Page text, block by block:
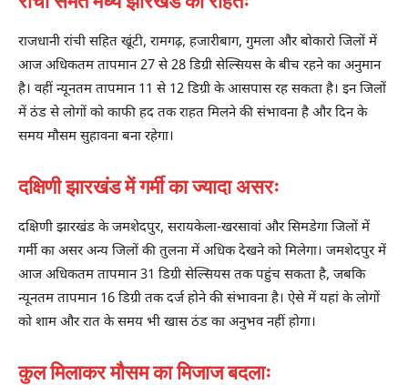
राजधानी रांची सहित खूंटी, रामगढ़, हजारीबाग, गुमला और बोकारो जिलों में
आज अधिकतम तापमान 27 से 28 डिग्री सेल्सियस के बीच रहने का अनुमान
है। वहीं न्यूनतम तापमान 11 से 12 डिग्री के आसपास रह सकता है। इन जिलों
में ठंड से लोगों को काफी हद तक राहत मिलने की संभावना है और दिन के
समय मौसम सुहावना बना रहेगा।
दक्षिणी झारखंड में गर्मी का ज्यादा असरः
दक्षिणी झारखंड के जमशेदपुर, सरायकेला-खरसावां और सिमडेगा जिलों में
गर्मी का असर अन्य जिलों की तुलना में अधिक देखने को मिलेगा। जमशेदपुर में
आज अधिकतम तापमान 31 डिग्री सेल्सियस तक पहुंच सकता है, जबकि
न्यूनतम तापमान 16 डिग्री तक दर्ज होने की संभावना है। ऐसे में यहां के लोगों
को शाम और रात के समय भी खास ठंड का अनुभव नहीं होगा।
कुल मिलाकर मौसम का मिजाज बदलाः